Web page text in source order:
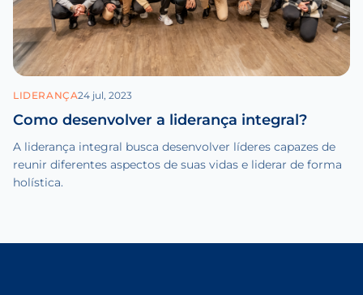
LIDERANÇA24 jul, 2023
Como desenvolver a liderança integral?
A liderança integral busca desenvolver líderes capazes de
reunir diferentes aspectos de suas vidas e liderar de forma
holística.